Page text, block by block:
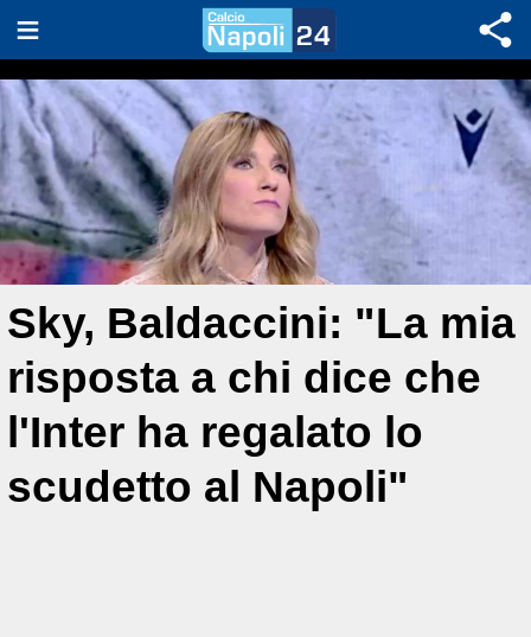
Sky, Baldaccini: "La mia
risposta a chi dice che
l'Inter ha regalato lo
scudetto al Napoli"